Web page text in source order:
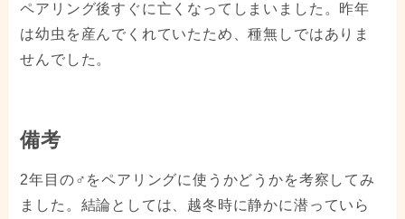
ペアリング後すぐに亡くなってしまいました。昨年
は幼虫を産んでくれていたため、種無しではありま
せんでした。
備考
2年目の♂をペアリングに使うかどうかを考察してみ
ました。結論としては、越冬時に静かに潜っていら